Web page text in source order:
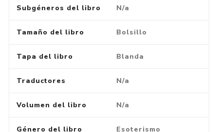
Subgéneros del libro N/a
Tamaño del libro Bolsillo
Tapa del libro Blanda
Traductores N/a
Volumen del libro N/a
Género del libro Esoterismo